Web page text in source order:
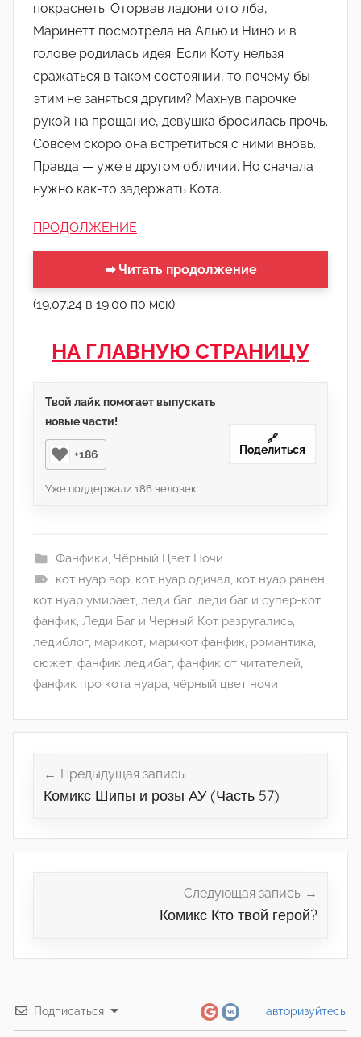
покраснеть. Оторвав ладони ото лба,
Маринетт посмотрела на Алью и Нино и в
голове родилась идея. Если Коту нельзя
сражаться в таком состоянии, то почему бы
этим не заняться другим? Махнув парочке
рукой на прощание, девушка бросилась прочь.
Совсем скоро она встретиться с ними вновь.
Правда — уже в другом обличии. Но сначала
нужно как-то задержать Кота.
ПРОДОЛЖЕНИЕ
➡ Читать продолжение
(19.07.24 в 19:00 по мск)
НА ГЛАВНУЮ СТРАНИЦУ
Твой лайк помогает выпускать
новые части!
+186
Уже поддержали 186 человек
🔗
Поделиться
Фанфики, Чёрный Цвет Ночи
кот нуар вор, кот нуар одичал, кот нуар ранен,
кот нуар умирает, леди баг, леди баг и супер-кот
фанфик, Леди Баг и Черный Кот разругались,
ледиблог, марикот, марикот фанфик, романтика,
сюжет, фанфик ледибаг, фанфик от читателей,
фанфик про кота нуара, чёрный цвет ночи
записям
Предыдущая запись
Комикс Шипы и розы АУ (Часть 57)
Следующая запись
Комикс Кто твой герой?
Подписаться авторизуйтесь